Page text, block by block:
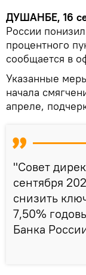
ДУШАНБЕ, 16
России
процентного
сообщается в
Указанные
начала
апреле,
"Совет
сентября
снизить
7,50%
Банка